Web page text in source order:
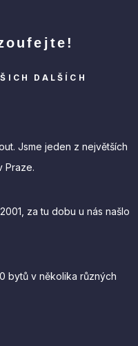
DALŠÍCH
Jsme jeden z největších
Praze.
za tu dobu u nás našlo
bytů v několika různých